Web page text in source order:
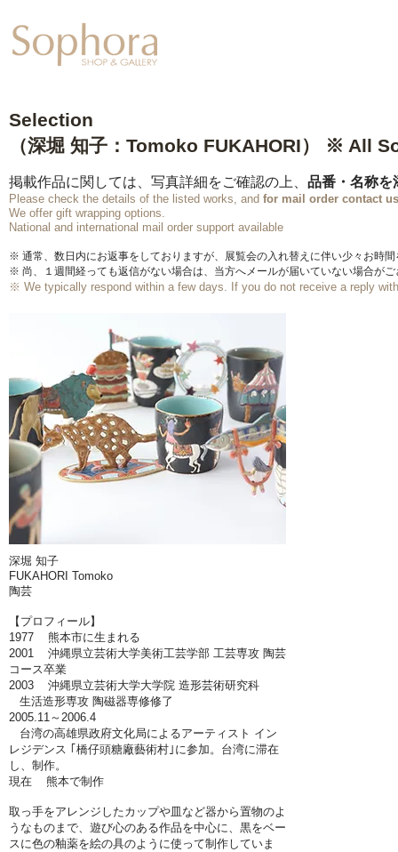
Selection
（深堀 知子：Tomoko FUKAHORI） ※ All
掲載作品に関しては、写真詳細をご確認の上、 品番・名称を
Please check the details of the listed works, and for mail order contact
We offer gift wrapping options.
​National and international mail order support available
※ 通常、数日内にお返事をしておりますが、展覧会の入れ替えに伴い少々お時
※ 尚、１週間経っても返信がない場合は、当方へメールが届いていない場合が
※ We typically respond within a few days. If you do not receive a reply
深堀 知子
FUKAHORI Tomoko
陶芸
【プロフィール】
1977 熊本市に生まれる
2001 沖縄県立芸術大学美術工芸学部 工芸専攻 陶芸
コース卒業
2003 沖縄県立芸術大学大学院 造形芸術研究科
生活造形専攻 陶磁器専修修了
2005.11～2006.4
台湾の高雄県政府文化局によるアーティスト イン
レジデンス ｢橋仔頭糖廠藝術村｣に参加。台湾に滞在
し、制作。
現在 熊本で制作
取っ手をアレンジしたカップや皿など器から置物のよ
うなものまで、遊び心のある作品を中心に、黒をベー
スに色の釉薬を絵の具のように使って制作していま